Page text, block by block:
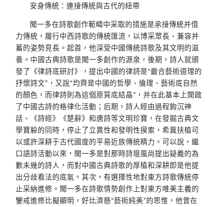
安身傳統：連接傳統與古代的紐帶
聞一多在詩歌創作範疇中采取的措施是承接傳統并借
力傳統，履行中西詩歌的傳統匯流，以博采眾長、兼容并
蓄的姿勢見長。起首，他深受中國傳統詩歌及其文明的滋
養。中國古典詩歌是聞一多創作的源泉，後期，詩人就頒
發了《律詩底研討》，提出中國的律詩是“最合藝術道理的
抒懷詩文”，又說“均齊是中國的哲學、倫理、藝術底自然
的顏色，而律詩則為這個原質底結晶”，并在此基本上開啟
了中國古詩的格律化活動；后期，詩人經由過程鉤沉神
話、《詩經》《楚辭》和唐詩等文明珍寶，在發掘古典文
學寶躲的同時，停止了立異性和發明性摸索，希冀扶植可
以或許深耕于古代國度的平易近族傳統精力。可以說，繼
口語詩活動以來，聞一多是對那時詩壇風尚提出疑義的為
數未幾的詩人，而對中國古典詩歌的厚植和深耕即是他提
出分歧看法的底氣。其次，有選擇性地對東方詩歌傳統停
止采納進修。聞一多在詩歌情勢創作上對東方唯美主義的
鑒戒進修比擬顯明，好比濟慈“藝術純美”的思惟，他曾在